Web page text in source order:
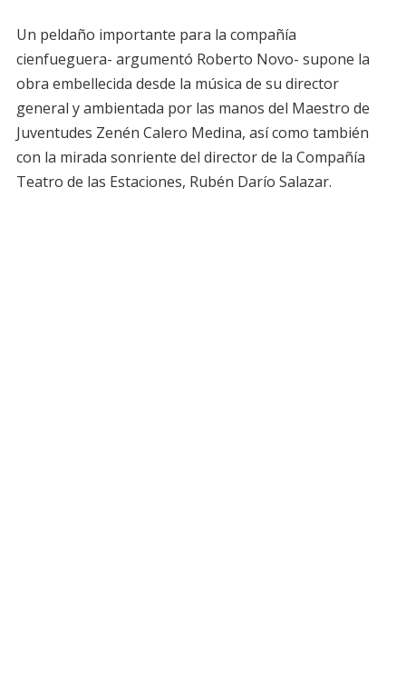
Un peldaño importante para la compañía
cienfueguera- argumentó Roberto Novo- supone la
obra embellecida desde la música de su director
general y ambientada por las manos del Maestro de
Juventudes Zenén Calero Medina, así como también
con la mirada sonriente del director de la Compañía
Teatro de las Estaciones, Rubén Darío Salazar.